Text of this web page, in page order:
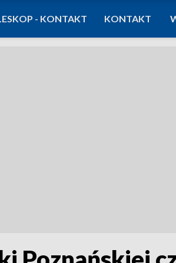
- KONTAKT KONTAKT